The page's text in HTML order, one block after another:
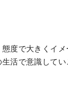
度で大きくイ
活で意識して